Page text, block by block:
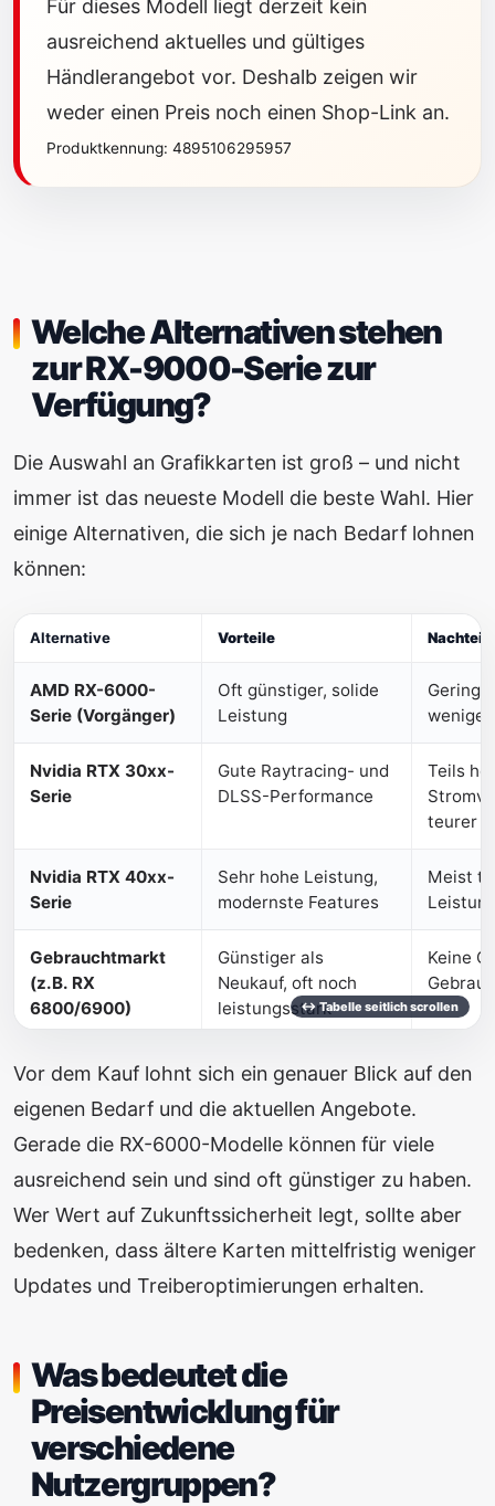
Für dieses Modell liegt derzeit kein
ausreichend aktuelles und gültiges
Händlerangebot vor. Deshalb zeigen wir
weder einen Preis noch einen Shop-Link an.
Produktkennung: 4895106295957
Welche Alternativen stehen
zur RX-9000-Serie zur
Verfügung?
Die Auswahl an Grafikkarten ist groß – und nicht
immer ist das neueste Modell die beste Wahl. Hier
einige Alternativen, die sich je nach Bedarf lohnen
können:
Alternative Vorteile
AMD RX-6000-
Serie (Vorgänger)
Oft günstiger, solide
Leistung
Nvidia RTX 30xx-
Serie
Gute Raytracing- und
DLSS-Performance
Teils
teurer
Nvidia RTX 40xx-
Serie
Sehr hohe Leistung,
modernste Features
Meist
Gebrauchtmarkt
(z.B. RX
6800/6900)
Günstiger als
Neukauf, oft noch
leistungsstark
Keine
Vor dem Kauf lohnt sich ein genauer Blick auf den
eigenen Bedarf und die aktuellen Angebote.
Gerade die RX-6000-Modelle können für viele
ausreichend sein und sind oft günstiger zu haben.
Wer Wert auf Zukunftssicherheit legt, sollte aber
bedenken, dass ältere Karten mittelfristig weniger
Updates und Treiberoptimierungen erhalten.
Was bedeutet die
Preisentwicklung für
verschiedene
Nutzergruppen?